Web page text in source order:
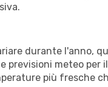
durante l'anno,
previsioni meteo per
più fresche